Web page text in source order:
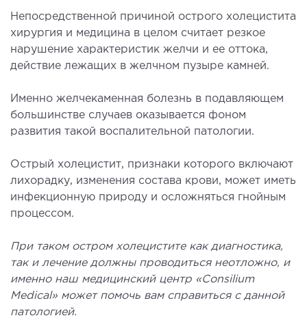
лечение храпа
хирургия лица
хирургия тела
урология
И ДЕРМАТОЛОГИЯ
косметология
косметология
ЗАБОЛЕВАНИЙ ПЕЧЕНИ И
ПРОТОКОВ
Непосредственной причиной острого холецистита
хирургия и медицина в целом считает резкое
нарушение характеристик желчи и ее оттока,
действие лежащих в желчном пузыре камней.
Именно желчекаменная болезнь в подавляющем
большинстве случаев оказывается фоном
развития такой воспалительной патологии.
Острый холецистит, признаки которого включают
лихорадку, изменения состава крови, может иметь
инфекционную природу и осложняться гнойным
процессом.
При таком остром холецистите как диагностика,
так и лечение должны проводиться неотложно, и
именно наш медицинский центр «Consilium
Medical» может помочь вам справиться с данной
патологией.